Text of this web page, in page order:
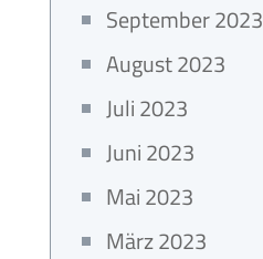
September 2023
August 2023
Juli 2023
Juni 2023
Mai 2023
März 2023